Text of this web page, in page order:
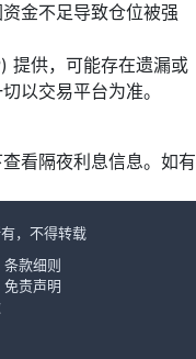
金不足导致仓位被强
提供，可能存在遗漏或
以交易平台为准。
看隔夜利息信息。如有
，不得转载
条款细则
免责声明